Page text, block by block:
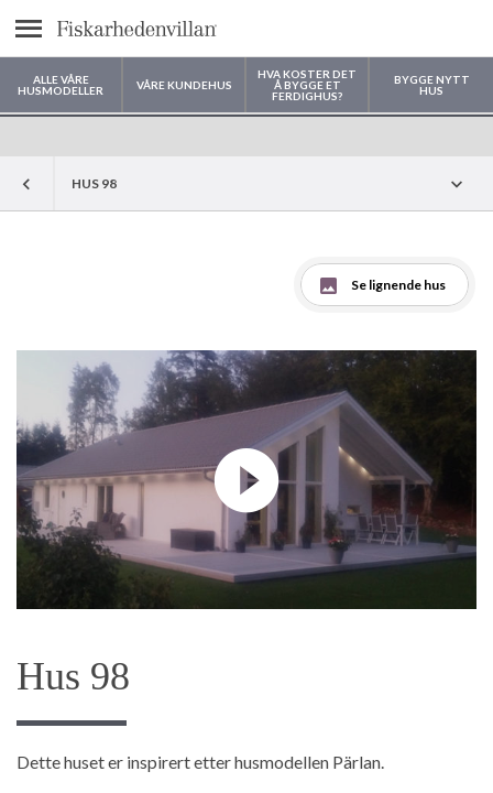
text.menu
ALLE VÅRE
HUSMODELLER
VÅRE KUNDEHUS
HVA KOSTER DET
Å BYGGE ET
FERDIGHUS?
BYGGE NYTT
HUS
Hvor vil du bygge huset ditt?
HUS 98
Se lignende hus
Hus 98
Dette huset er inspirert etter husmodellen Pärlan.